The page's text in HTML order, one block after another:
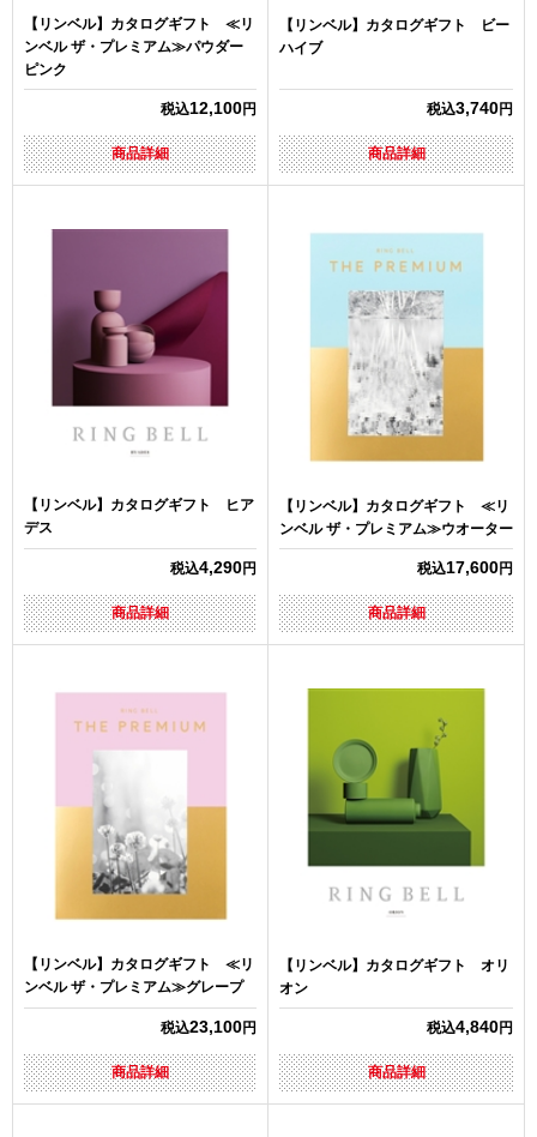
【リンベル】カタログギフト ≪リ
ンベル ザ・プレミアム≫パウダー
ピンク
税込12,100円
商品詳細
【リンベル】カタログギフト ビー
ハイブ
税込3,740円
商品詳細
【リンベル】カタログギフト ヒア
デス
税込4,290円
商品詳細
【リンベル】カタログギフト ≪リ
ンベル ザ・プレミアム≫ウオーター
税込17,600円
商品詳細
【リンベル】カタログギフト ≪リ
ンベル ザ・プレミアム≫グレープ
税込23,100円
商品詳細
【リンベル】カタログギフト オリ
オン
税込4,840円
商品詳細